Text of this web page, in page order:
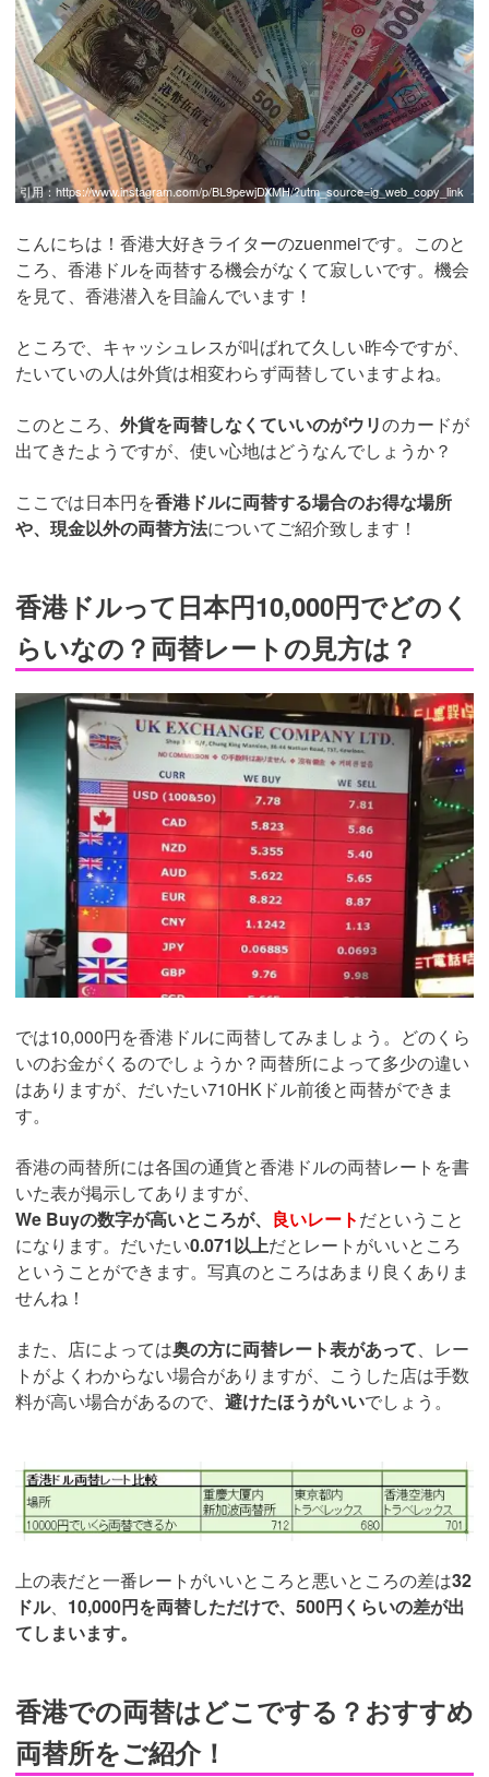
引用：https://www.instagram.com/p/BL9pewjDXMH/?utm_source=ig_web_copy_link
こんにちは！香港大好きライターのzuenmeiです。このと
ころ、香港ドルを両替する機会がなくて寂しいです。機会
を見て、香港潜入を目論んでいます！
ところで、キャッシュレスが叫ばれて久しい昨今ですが、
たいていの人は外貨は相変わらず両替していますよね。
このところ、 外貨を両替しなくていいのがウリのカードが
出てきたようですが、使い心地はどうなんでしょうか？
ここでは日本円を香港ドルに両替する場合のお得な場所
や、現金以外の両替方法についてご紹介致します！
香港ドルって日本円10,000円でどのく
らいなの？両替レートの見方は？
では10,000円を香港ドルに両替してみましょう。どのくら
いのお金がくるのでしょうか？両替所によって多少の違い
はありますが、だいたい710HKドル前後と両替ができま
す。
香港の両替所には各国の通貨と香港ドルの両替レートを書
いた表が掲示してありますが、
We Buyの数字が高いところが、 良いレートだということ
になります。だいたい0.071以上だとレートがいいところ
ということができます。写真のところはあまり良くありま
せんね！
また、店によっては奥の方に両替レート表があって、レー
トがよくわからない場合がありますが、こうした店は手数
料が高い場合があるので、 避けたほうがいいでしょう。
上の表だと一番レートがいいところと悪いところの差は32
ドル、 10,000円を両替しただけで、500円くらいの差が出
てしまいます。
香港での両替はどこでする？おすすめ
両替所をご紹介！